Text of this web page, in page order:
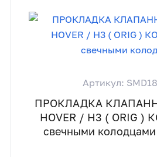
Артикул:
ПРОКЛАДКА
HOVER / H3 ( ORIG )
свечными колодцами